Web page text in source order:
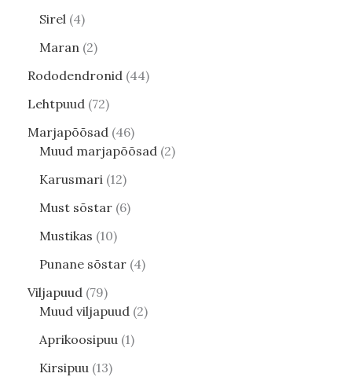
Sirel 4
Maran 2
Rododendronid 44
Lehtpuud 72
Marjapõõsad 46
Muud marjapõõsad 2
Karusmari 12
Must sõstar 6
Mustikas 10
Punane sõstar 4
Viljapuud 79
Muud viljapuud 2
Aprikoosipuu 1
Kirsipuu 13